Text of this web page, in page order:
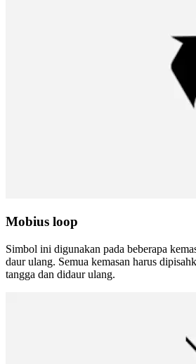
Mobius loop
Simbol ini digunakan pada beberapa
daur ulang. Semua kemasan harus
tangga dan didaur ulang.